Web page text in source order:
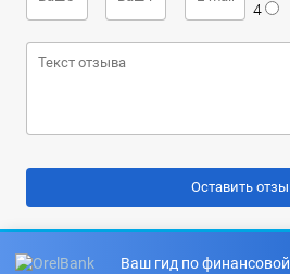
4
Ваш гид по финансовой